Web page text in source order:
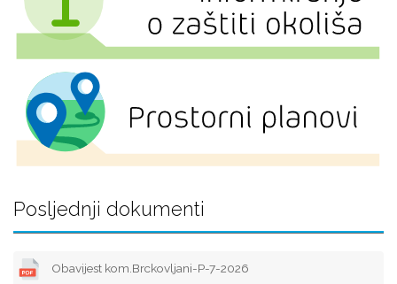
Posljednji dokumenti
Obavijest kom.Brckovljani-P-7-2026